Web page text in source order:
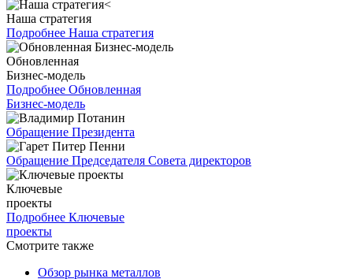
Наша стратегия
Подробнее Наша стратегия
Обновленная
Бизнес-модель
Подробнее Обновленная
Бизнес-модель
Обращение Президента
Обращение Председателя Совета директоров
Ключевые
проекты
Подробнее Ключевые
проекты
Смотрите также
Обзор рынка металлов